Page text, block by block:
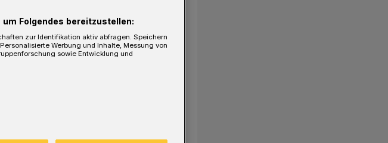
Folgendes bereitzustellen:
zur Identifikation aktiv abfragen. Speichern
Werbung und Inhalte, Messung von
sowie Entwicklung und